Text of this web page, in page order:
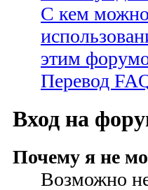
С кем можно
этим
Перевод
Вход на
Почему я не
Возможно